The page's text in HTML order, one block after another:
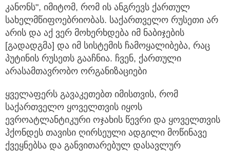
კანონს", იმიტომ, რომ ის ანგრევს ქართულ
სახელმწიფოებრიობას. საქართველო რუსეთი არ
არის და აქ ვერ მოხერხდება იმ ნაბიჯების
[გადადგმა] და იმ სისტემის ჩამოყალიბება, რაც
პუტინის რუსეთს გააჩნია. ჩვენ, ქართული
არასამთავრობო ორგანიზაციები
ყველაფერს გავაკეთებთ იმისთვის, რომ
საქართველო ყოველთვის იყოს
ევროატლანტიკური ოჯახის წევრი და ყოველთვის
ჰქონდეს თავისი ღირსეული ადგილი მოწინავე
ქვეყნებსა და განვითარებულ დასავლურ